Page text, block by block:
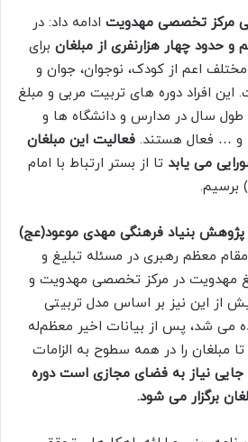
مرکز تخصصی مهدویت ادامه داد: در
حدود چهار هزارنفری از مبلغان برای
اعم از کودک، نوجوان، جوان و
افراد دوره های تربیت مربی و مبلغ
طول سال در مدارس و دانشگاه ها و
و … فعال هستند. فعالیت این مبلغان
می یابد تا از بستر ارتباط با امام
برسیم.
بنیاد فرهنگی مهدی موعود(عج)
مقام معظم رهبری در مسئله تبلیغ و
مهدویت در مرکز تخصصی مهدویت و
از این نیز بر اساس مدل تربیتی
می شد، پس از بیانات اخیر معظم‌له
مبلغان را در همه سطوح به الزامات
جایی نیاز به فضای مجازی است دوره
برگزار می شود.